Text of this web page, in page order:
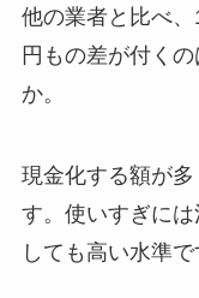
他の業者と比べ
円もの差が付く
か。
現金化する額が
す。使いすぎに
しても高い水準で